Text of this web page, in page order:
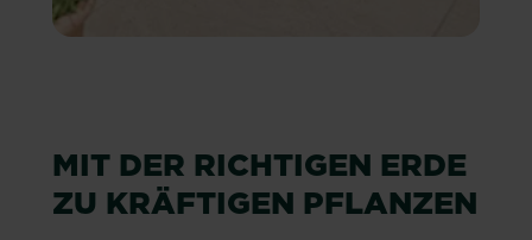
MIT DER RICHTIGEN ERDE
ZU KRÄFTIGEN PFLANZEN